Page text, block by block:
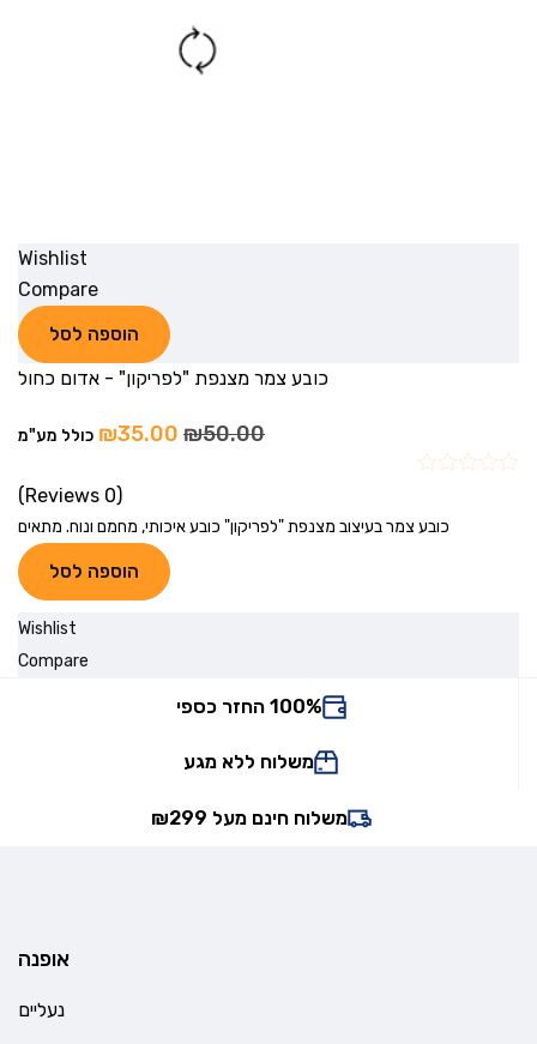
Wishlist
Compare
הוספה לסל
כובע צמר מצנפת "לפריקון" - אדום כחול
₪50.00
₪35.00 כולל מע"מ
(0 Reviews)
כובע צמר בעיצוב מצנפת "לפריקון" כובע איכותי, מחמם ונוח. מתאים
הוספה לסל
Wishlist
Compare
100% החזר כספי
משלוח ללא מגע
משלוח חינם מעל ₪299
אופנה
נעליים